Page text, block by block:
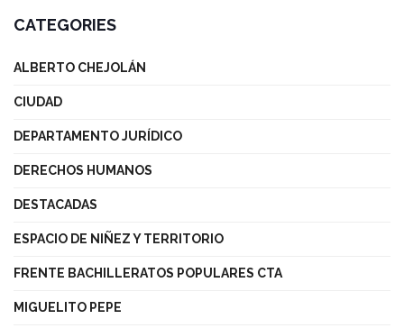
CATEGORIES
ALBERTO CHEJOLÁN
CIUDAD
DEPARTAMENTO JURÍDICO
DERECHOS HUMANOS
DESTACADAS
ESPACIO DE NIÑEZ Y TERRITORIO
FRENTE BACHILLERATOS POPULARES CTA
MIGUELITO PEPE